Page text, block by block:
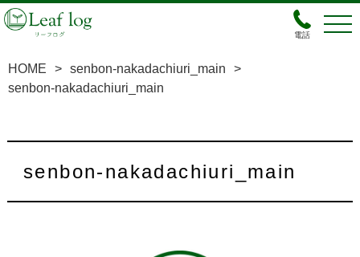
電話
HOME > senbon-nakadachiuri_main
>
senbon-nakadachiuri_main
senbon-nakadachiuri_main